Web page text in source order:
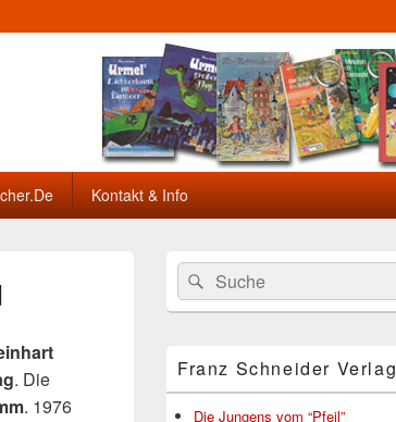
Kontakt & Info
. Die
. 1976
Primärer
Seitenleisten
Widget-
Bereich
Search
for:
Suche
Franz Schneider Verlag
Die Jungens vom “Pfeil”